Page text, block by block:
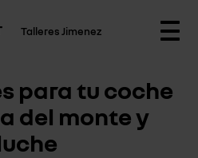
Talleres Jimenez
para tu coche
del monte y